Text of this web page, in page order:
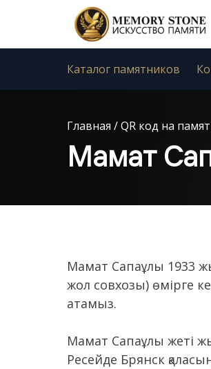
Каталог памятников
Главная /QR код на
Мамат
Мамат Сапаұлы 1933
жол совхозы) өмірге
атамыз.
Мамат Сапаұлы жеті
Ресейде Брянск